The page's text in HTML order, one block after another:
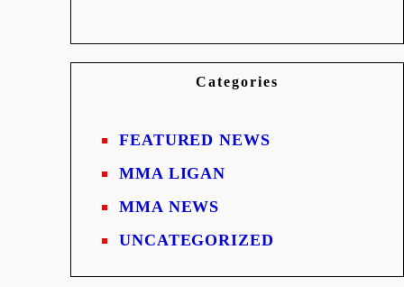
Categories
FEATURED NEWS
MMA LIGAN
MMA NEWS
UNCATEGORIZED